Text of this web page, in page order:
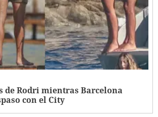
de Rodri mientras Barcelona
con el City